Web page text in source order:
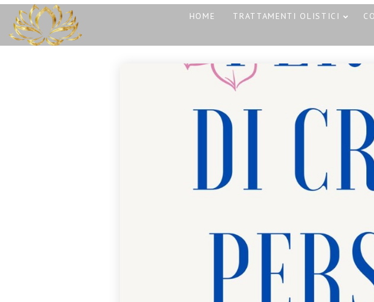
REIKI A CATANIA:
TRASFORMARE LA
30
OTTOBRE
CORSO MASSAGGIO
AYURVEDA
21
SETTEMBRE
2023
HOME TRATTAMENTI OLISTICI